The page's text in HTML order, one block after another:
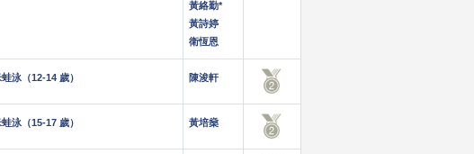
黃絡勤*
黃詩婷
衛恆恩
泳（12-14 歲） 陳浚軒
泳（15-17 歲） 黃培燊